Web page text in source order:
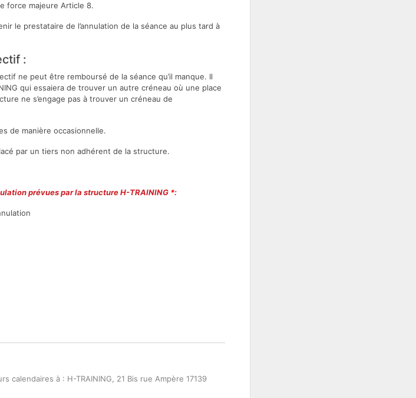
force majeure Article 8.
le prestataire de l’annulation de la séance au plus tard à
:
ne peut être remboursé de la séance qu’il manque. Il
qui essaiera de trouver un autre créneau où une place
ne s’engage pas à trouver un créneau de
de manière occasionnelle.
par un tiers non adhérent de la structure.
prévues par la structure H-TRAINING *:
calendaires à : H-TRAINING, 21 Bis rue Ampère 17139